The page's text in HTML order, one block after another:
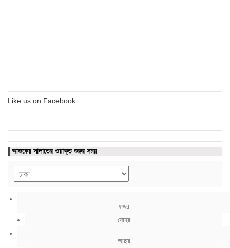
Like us on Facebook
আজকের সালাতের ওয়াক্ত শুরুর সময়
ফজর
যোহর
আছর